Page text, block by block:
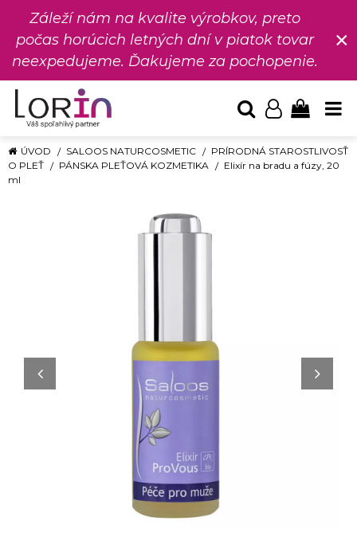
Záleží nám na kvalite výrobkov, preto
počas horúcich letných dní v piatok tovar
neexpedujeme. Ďakujeme za pochopenie.
×
ÚVOD SALOOS NATURCOSMETIC
PRÍRODNÁ STAROSTLIVOSŤ
O PLEŤ
PÁNSKA PLEŤOVÁ KOZMETIKA
Elixír na bradu a fúzy, 20
ml